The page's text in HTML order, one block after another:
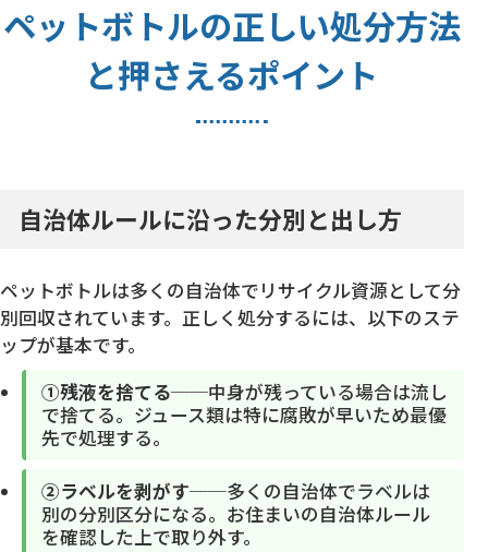
ペットボトルの正しい処分方法
と押さえるポイント
自治体ルールに沿った分別と出し方
ペットボトルは多くの自治体でリサイクル資源として分
別回収されています。正しく処分するには、以下のステ
ップが基本です。
①残液を捨てる──中身が残っている場合は流し
で捨てる。ジュース類は特に腐敗が早いため最優
先で処理する。
②ラベルを剥がす──多くの自治体でラベルは
別の分別区分になる。お住まいの自治体ルール
を確認した上で取り外す。